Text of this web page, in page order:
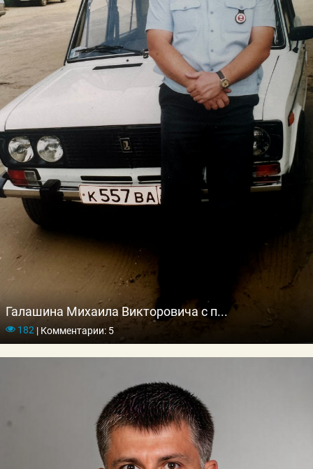
Галашина Михаила Викторовича с п...
182 |Комментарии: 5